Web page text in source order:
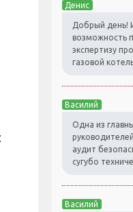
Денис
Добрый день!
возможность
экспертизу
газовой
Василий
Одна из
аудит
сугубо
Василий